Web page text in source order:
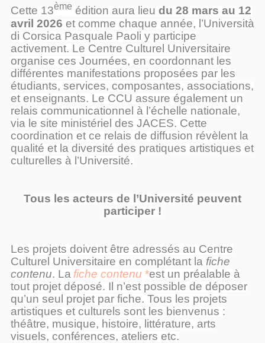
Cette 13ème édition aura lieu du 28 mars au 12
avril 2026 et comme chaque année, l’Università
di Corsica Pasquale Paoli y participe
activement. Le Centre Culturel Universitaire
organise ces Journées, en coordonnant les
différentes manifestations proposées par les
étudiants, services, composantes, associations,
et enseignants. Le CCU assure également un
relais communicationnel à l’échelle nationale,
via le site ministériel des JACES. Cette
coordination et ce relais de diffusion révèlent la
qualité et la diversité des pratiques artistiques et
culturelles à l’Université.
Tous les acteurs de l’Université peuvent
participer !
Les projets doivent être adressés au Centre
Culturel Universitaire en complétant la fiche
contenu. La fiche contenu *est un préalable à
tout projet déposé. Il n’est possible de déposer
qu’un seul projet par fiche. Tous les projets
artistiques et culturels sont les bienvenus :
théâtre, musique, histoire, littérature, arts
visuels, conférences, ateliers etc.